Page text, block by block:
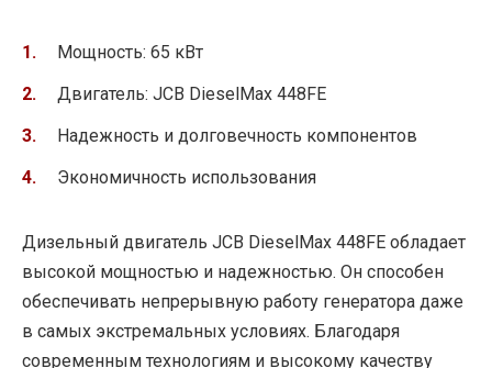
Мощность: 65 кВт
Двигатель: JCB DieselMax 448FE
Надежность и долговечность компонентов
Экономичность использования
Дизельный двигатель JCB DieselMax 448FE обладает
высокой мощностью и надежностью. Он способен
обеспечивать непрерывную работу генератора даже
в самых экстремальных условиях. Благодаря
современным технологиям и высокому качеству